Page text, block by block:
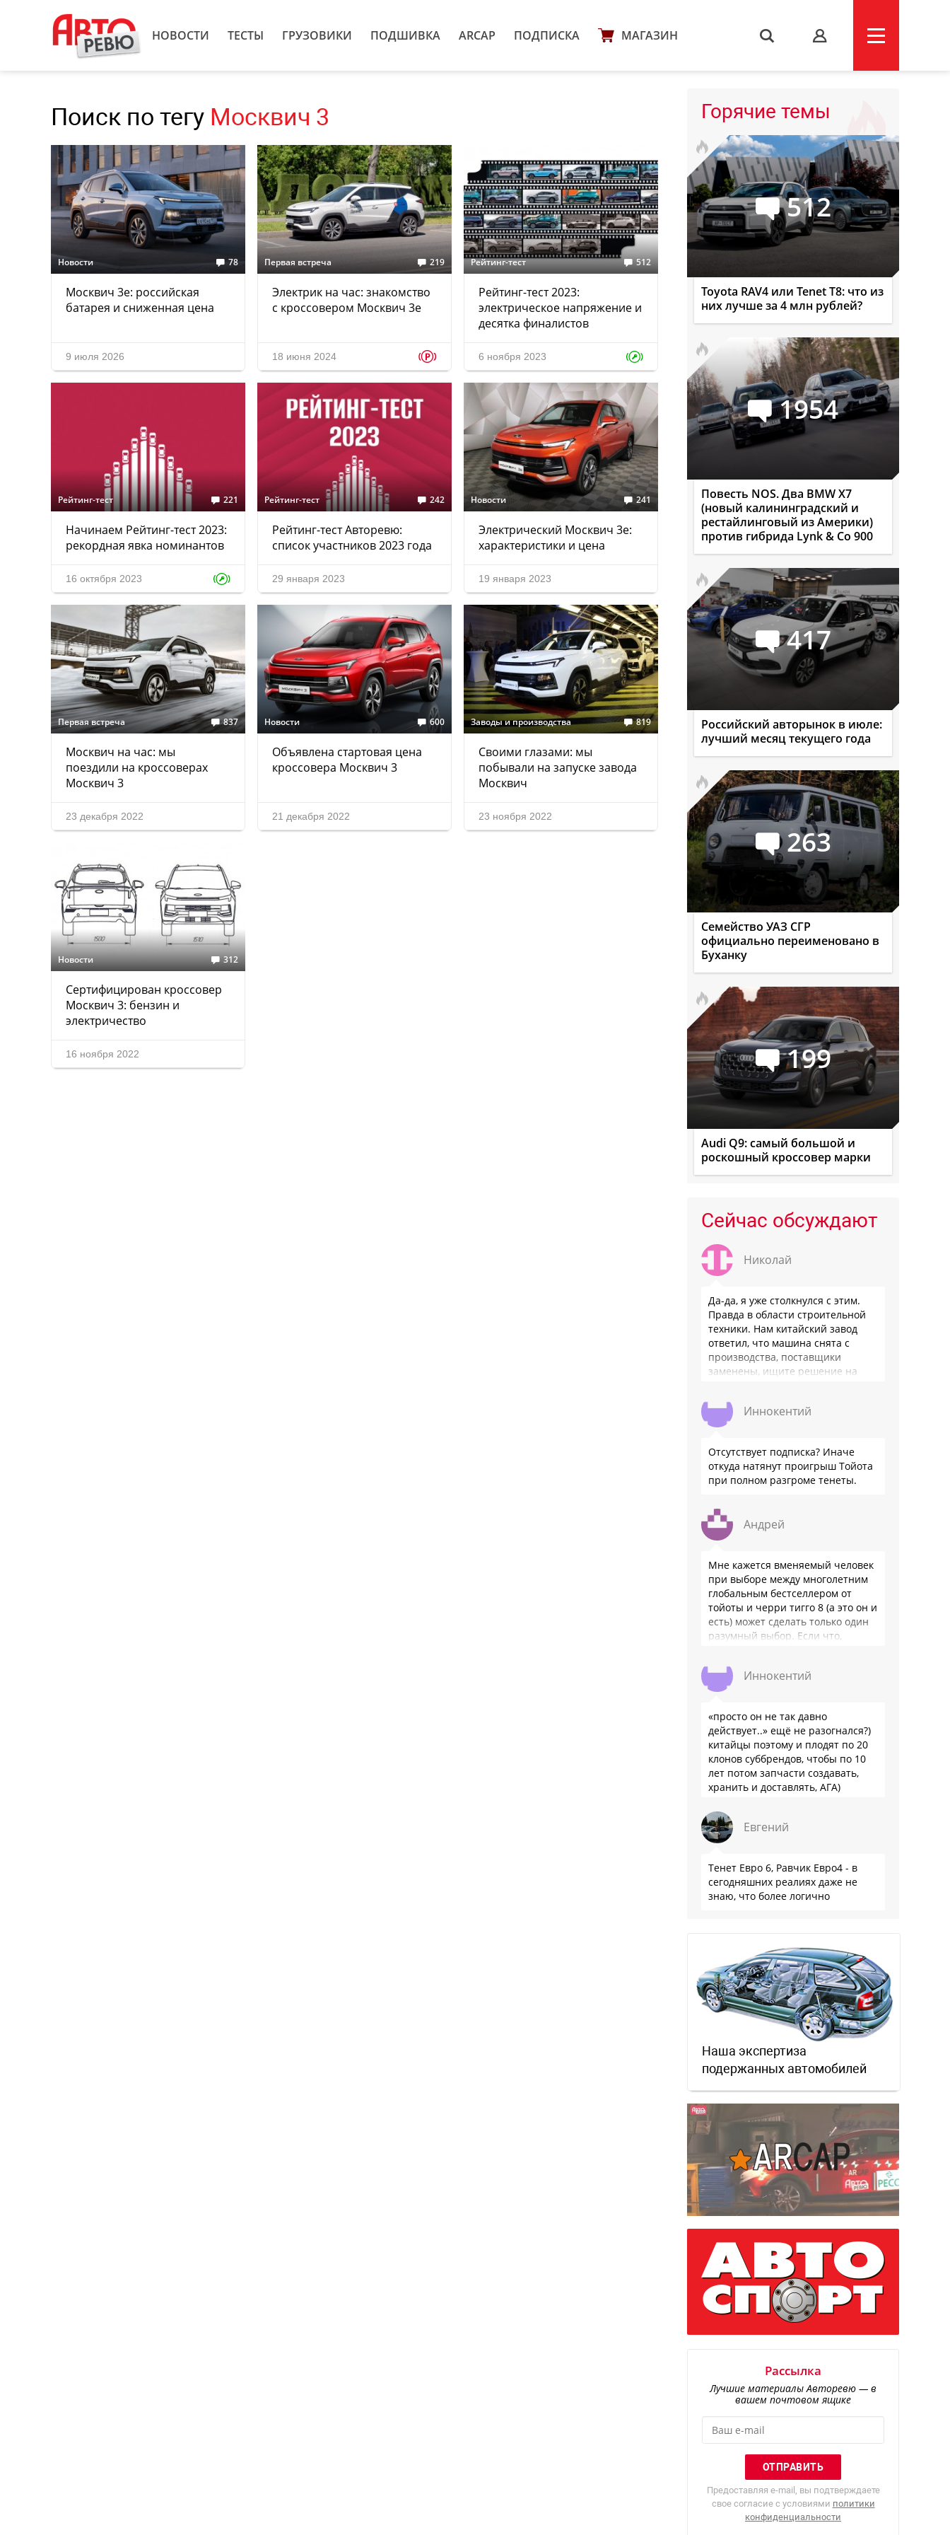
НОВОСТИ ТЕСТЫ ГРУЗОВИКИ ПОДШИВКА ARCAP ПОДПИСКА МАГАЗИН s
Поиск по тегу Москвич 3
Новости 78
Москвич 3e: российская
батарея и сниженная цена
9 июля 2026
Первая встреча 219
Электрик на час: знакомство
с кроссовером Москвич 3е
18 июня 2024 p
Рейтинг-тест 512
Рейтинг-тест 2023:
электрическое напряжение и
десятка финалистов
6 ноября 2023
Рейтинг-тест 221
Начинаем Рейтинг-тест 2023:
рекордная явка номинантов
16 октября 2023
Рейтинг-тест 242
Рейтинг-тест Авторевю:
список участников 2023 года
29 января 2023
Новости 241
Электрический Москвич 3е:
характеристики и цена
19 января 2023
Первая встреча 837
Москвич на час: мы
поездили на кроссоверах
Москвич 3
23 декабря 2022
Новости 600
Объявлена стартовая цена
кроссовера Москвич 3
21 декабря 2022
Заводы и производства 819
Своими глазами: мы
побывали на запуске завода
Москвич
23 ноября 2022
Новости 312
Сертифицирован кроссовер
Москвич 3: бензин и
электричество
16 ноября 2022
Горячие темы
512
Toyota RAV4 или Tenet T8: что из
них лучше за 4 млн рублей?
1954
Повесть NOS. Два BMW X7
(новый калининградский и
рестайлинговый из Америки)
против гибрида Lynk & Co 900
417
Российский авторынок в июле:
лучший месяц текущего года
263
Семейство УАЗ СГР
официально переименовано в
Буханку
199
Audi Q9: самый большой и
роскошный кроссовер марки
Сейчас обсуждают
Николай
Да-да, я уже столкнулся с этим.
Правда в области строительной
техники. Нам китайский завод
ответил, что машина снята с
производства, поставщики
заменены, ищите решение на
официальном бланке …
Иннокентий
Отсутствует подписка? Иначе
откуда натянут проигрыш Тойота
при полном разгроме тенеты.
Андрей
Мне кажется вменяемый человек
при выборе между многолетним
глобальным бестселлером от
тойоты и черри тигго 8 (а это он и
есть) может сделать только один
разумный выбор. Если что,
Иннокентий
«просто он не так давно
действует..» ещё не разогнался?)
китайцы поэтому и плодят по 20
клонов суббрендов, чтобы по 10
лет потом запчасти создавать,
хранить и доставлять, АГА)
Евгений
Тенет Евро 6, Равчик Евро4 - в
сегодняшних реалиях даже не
знаю, что более логично
Наша экспертиза
подержанных автомобилей
Рассылка
Лучшие материалы Авторевю — в
вашем почтовом ящике
Предоставляя e-mail, вы подтверждаете
свое согласие с условиями политики
конфиденциальности